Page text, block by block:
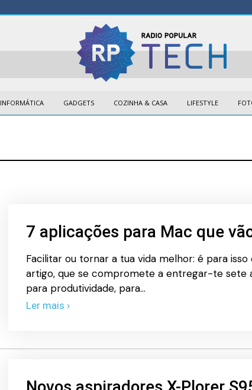
INFORMÁTICA GADGETS COZINHA & CASA LIFESTYLE
7 aplicações para Mac que
Facilitar ou tornar a tua vida melhor: é para
artigo, que se compromete a entregar-te sete
para produtividade, para…
Ler mais ›